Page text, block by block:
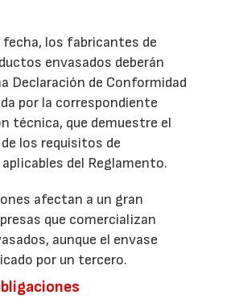
fecha, los fabricantes de
envasados deberán
Declaración de Conformidad
por la correspondiente
técnica, que demuestre el
los requisitos de
del Reglamento.
afectan a un gran
que comercializan
aunque el envase
por un tercero.